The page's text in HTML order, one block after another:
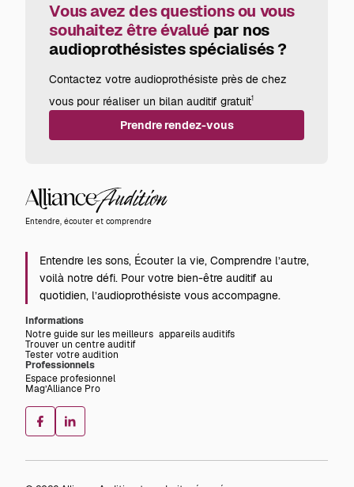
Vous avez des questions ou vous
souhaitez être évalué par nos
audioprothésistes spécialisés ?
Contactez votre audioprothésiste près de chez
vous pour réaliser un bilan auditif gratuit1
Prendre rendez-vous
Audition
Entendre, écouter et comprendre
Entendre les sons, Écouter la vie, Comprendre l’autre,
voilà notre défi. Pour votre bien-être auditif au
quotidien, l’audioprothésiste vous accompagne.
Informations
Notre guide sur les meilleurs appareils auditifs
Trouver un centre auditif
Tester votre audition
Professionnels
Espace profesionnel
Mag’Alliance Pro